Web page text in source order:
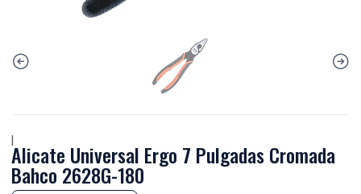
|
Alicate Universal Ergo 7 Pulgadas Cromada
Bahco 2628G-180